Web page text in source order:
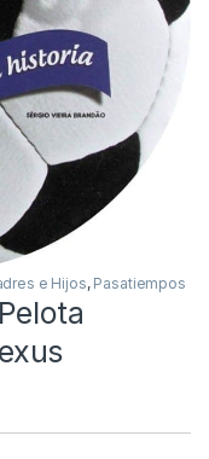
e Hijos, Pasatiempos